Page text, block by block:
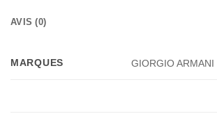
AVIS (0)
MARQUES GIORGIO ARMANI